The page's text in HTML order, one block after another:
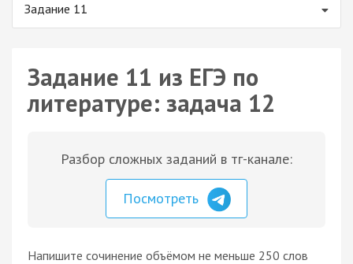
Задание 11
Задание 11 из ЕГЭ по
литературе: задача 12
Разбор сложных заданий в тг-канале:
Посмотреть
Напишите сочинение объёмом не меньше 250 слов